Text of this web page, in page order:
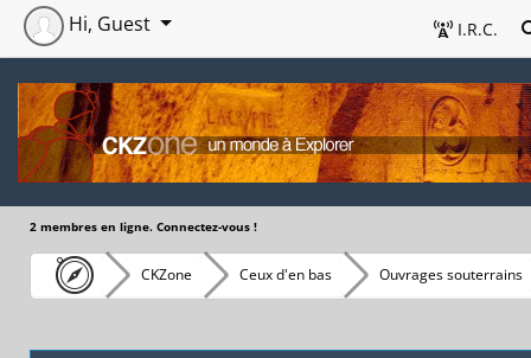
I.R.C.
Hi, Guest
2 membres en ligne. Connectez-vous !
CKZone Ceux d'en bas Ouvrages souterrains